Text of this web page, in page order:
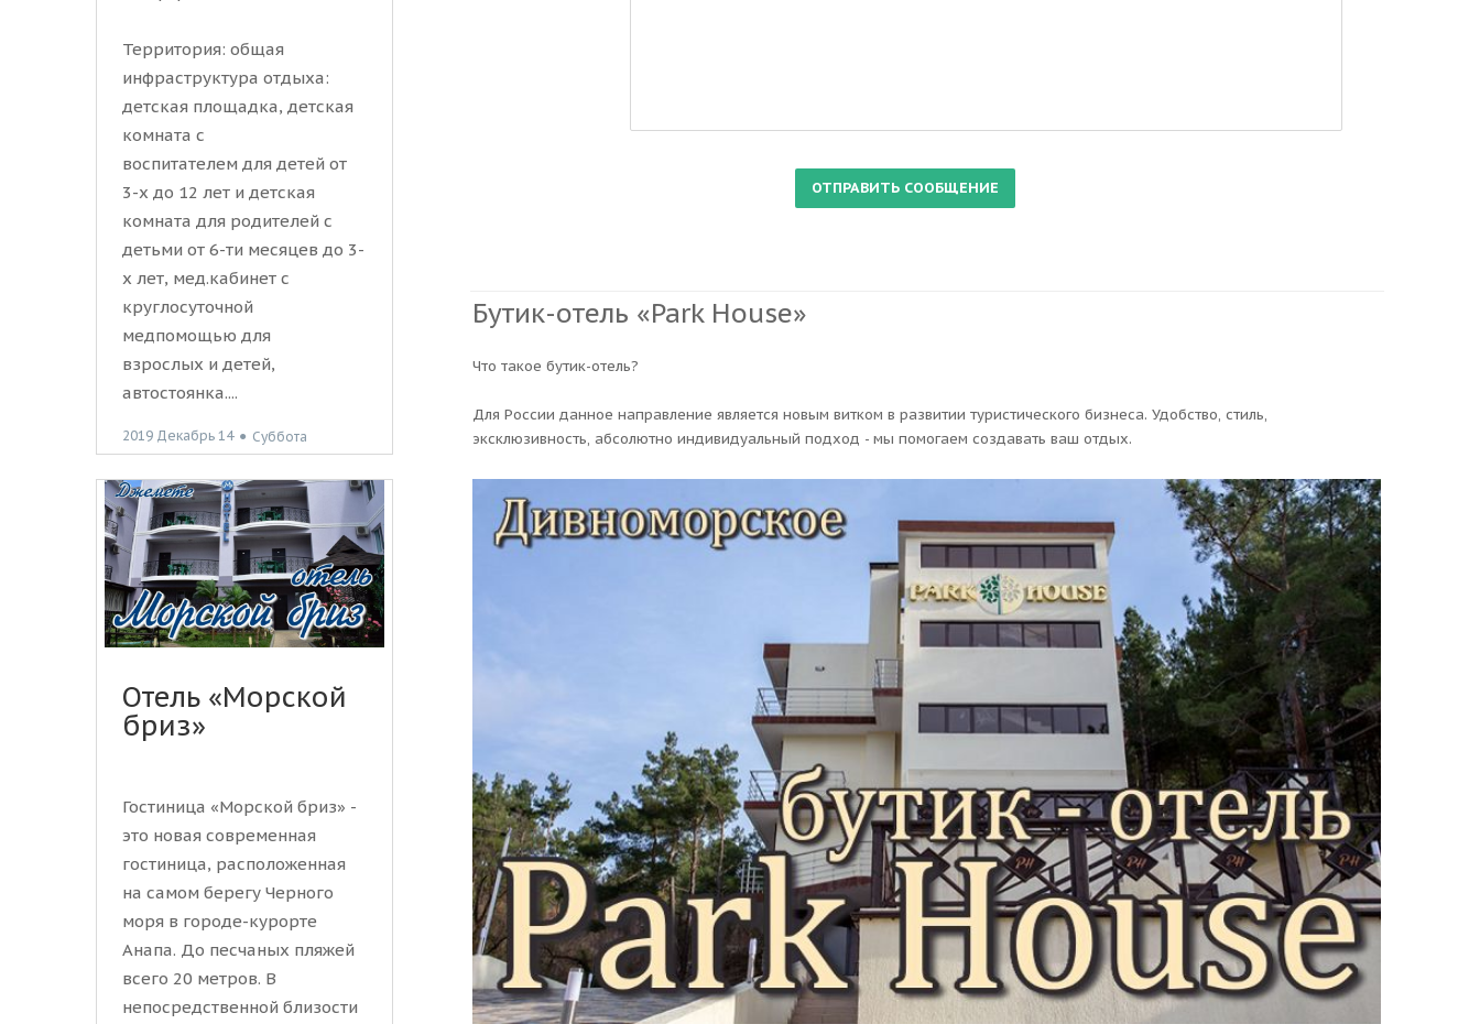
Бутик-отель «Park House»
Что такое бутик-отель?
Для России данное направление является новым витком в развитии туристического бизнеса. Удобство, стиль,
эксклюзивность, абсолютно индивидуальный подход - мы помогаем создавать ваш отдых.
Территория: общая
инфраструктура отдыха:
детская площадка, детская
комната с
воспитателем для детей от
3-х до 12 лет и детская
комната для родителей с
детьми от 6-ти месяцев до 3-
х лет, мед.кабинет с
круглосуточной
медпомощью для
взрослых и детей,
автостоянка....
2019 Декабрь 14 ● Суббота
Отель «Морской
бриз»
Гостиница «Морской бриз» -
это новая современная
гостиница, расположенная
на самом берегу Черного
моря в городе-курорте
Анапа. До песчаных пляжей
всего 20 метров. В
непосредственной близости